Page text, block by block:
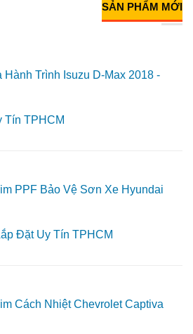
SẢN PHẨM MỚI
Hành Trình Isuzu D-Max 2018 -
Tín TPHCM
PPF Bảo Vệ Sơn Xe Hyundai
Đặt Uy Tín TPHCM
Cách Nhiệt Chevrolet Captiva